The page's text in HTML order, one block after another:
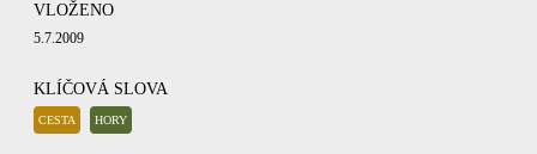
VLOŽENO
5.7.2009
KLÍČOVÁ SLOVA
CESTA HORY